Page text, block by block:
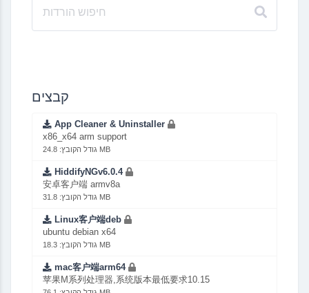
קבצים
App Cleaner & Uninstaller
x86_x64 arm support
גודל הקובץ: 24.8 MB
HiddifyNGv6.0.4
安卓客户端 armv8a
גודל הקובץ: 31.8 MB
Linux客户端deb
ubuntu debian x64
גודל הקובץ: 18.3 MB
mac客户端arm64
苹果M系列处理器,系统版本最低要求10.15